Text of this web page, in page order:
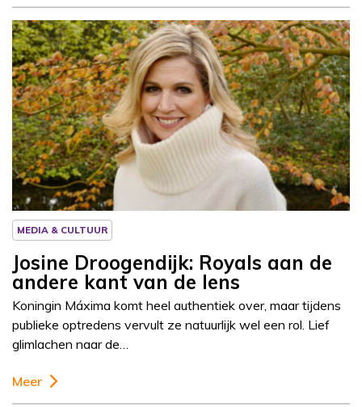
Column
Josine Droogendijk
MEDIA & CULTUUR
Josine Droogendijk: Royals aan de
andere kant van de lens
Koningin Máxima komt heel authentiek over, maar tijdens
publieke optredens vervult ze natuurlijk wel een rol. Lief
glimlachen naar de…
Meer